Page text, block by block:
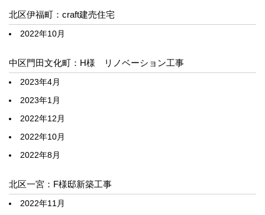
北区伊福町：craft建売住宅
2022年10月
中区門田文化町：H様 リノベーション工事
2023年4月
2023年1月
2022年12月
2022年10月
2022年8月
北区一宮：F様邸新築工事
2022年11月